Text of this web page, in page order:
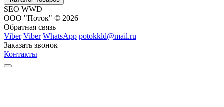
SEO WWD
ООО "Поток" © 2026
Обратная связь
Viber Viber WhatsApp potokkld@mail.ru
Заказать звонок
Контакты